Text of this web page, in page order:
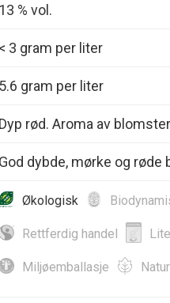
13 % vol.
< 3 gram per liter
5.6 gram per liter
Dyp rød. Aroma av
God dybde, mørke og
Økologisk
Rettferdig handel
Miljøemballasje